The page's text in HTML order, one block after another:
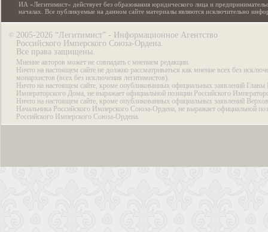
ИА «Легитимист» действует без образования юридического лица и
началах. Все публикуемые на данном сайте материалы являются исключительно
© 2005-2026 “Легитимист” - Информационное Агентство
Российского Имперского Союза-Ордена.
Все права защищены.
Мнение авторов может не совпадать с мнением редакции.
Ничто на настоящем сайте не должно рассматриваться как мнение всех без
монархистов (всех без исключения легитимистов).
Ничто на настоящем сайте, кроме опубликованных официальных заявлений Главы
Императорского Дома, не выражает официальной позиции Российского
Ничто на настоящем сайте, кроме опубликованных официальных заявлений
Начальника Российского Имперского Союза-Ордена, не выражает официальной
Российского Имперского Союза-Ордена.